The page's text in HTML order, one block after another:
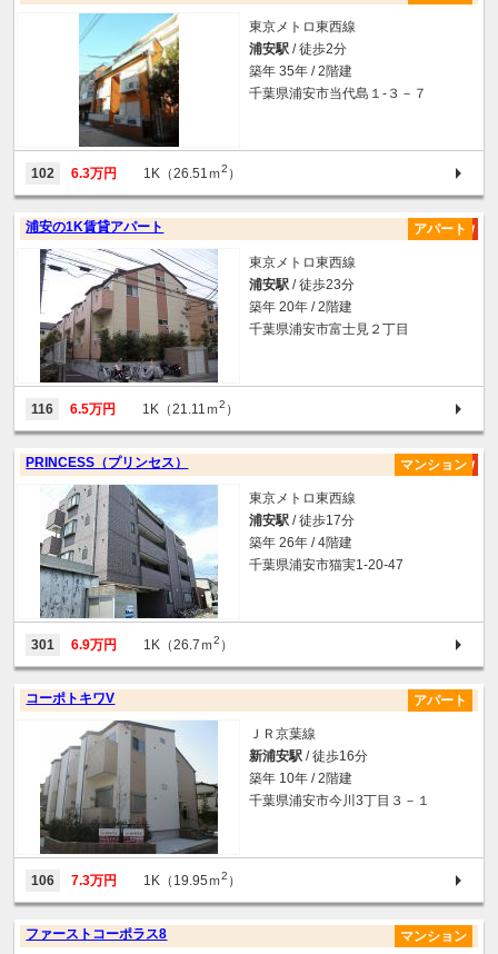
東京メトロ東西線
浦安駅 / 徒歩2分
築年 35年 / 2階建
千葉県浦安市当代島１-３－７
102 6.3万円 1K（26.51ｍ2 ）
浦安の1K賃貸アパート アパート
東京メトロ東西線
浦安駅 / 徒歩23分
築年 20年 / 2階建
千葉県浦安市富士見２丁目
116 6.5万円 1K（21.11ｍ2 ）
PRINCESS（プリンセス） マンション
東京メトロ東西線
浦安駅 / 徒歩17分
築年 26年 / 4階建
千葉県浦安市猫実1-20-47
301 6.9万円 1K（26.7ｍ2 ）
コーポトキワV アパート
ＪＲ京葉線
新浦安駅 / 徒歩16分
築年 10年 / 2階建
千葉県浦安市今川3丁目３－１
106 7.3万円 1K（19.95ｍ2 ）
ファーストコーポラス8 マンション